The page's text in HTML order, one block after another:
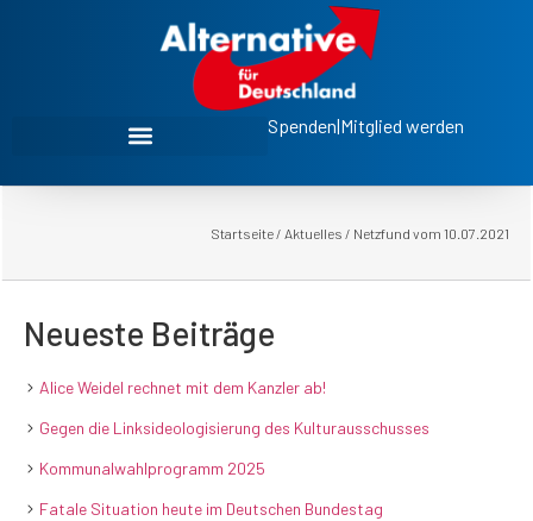
Spenden|Mitglied werden
Startseite / Aktuelles / Netzfund vom 10.07.2021
Neueste Beiträge
Alice Weidel rechnet mit dem Kanzler ab!
Gegen die Linksideologisierung des Kulturausschusses
Kommunalwahlprogramm 2025
Fatale Situation heute im Deutschen Bundestag